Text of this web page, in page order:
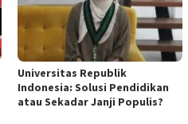
Universitas Republik
Indonesia: Solusi Pendidikan
atau Sekadar Janji Populis?